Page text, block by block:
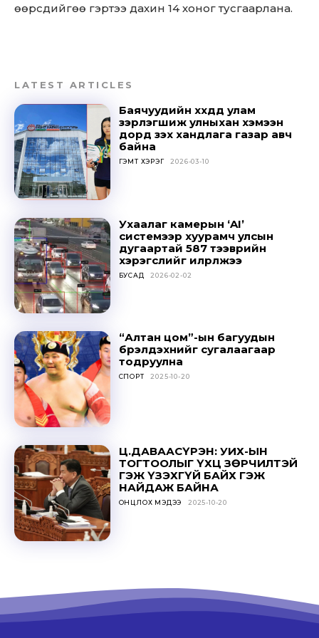
Don't miss
out!
SUBSCRIBE
өөрсдийгөө гэртээ дахин 14 хоног тусгаарлана.
LATEST ARTICLES
Баячуудийн хүүхдүүд улам
зэрлэгшиж улныхан хэмээн
дорд үзэх хандлага газар авч
байна
ГЭМТ ХЭРЭГ 2026-03-10
Ухаалаг камерын ‘AI’
системээр хуурамч улсын
дугаартай 587 тээврийн
хэрэгслийг илрүүлжээ
БУСАД 2026-02-02
“Алтан цом”-ын багуудын
бүрэлдэхүүнийг сугалаагаар
тодруулна
СПОРТ 2025-10-20
Ц.ДАВААСҮРЭН: УИХ-ЫН
ТОГТООЛЫГ ҮХЦ ЗӨРЧИЛТЭЙ
ГЭЖ ҮЗЭХГҮЙ БАЙХ ГЭЖ
НАЙДАЖ БАЙНА
ОНЦЛОХ МЭДЭЭ 2025-10-20